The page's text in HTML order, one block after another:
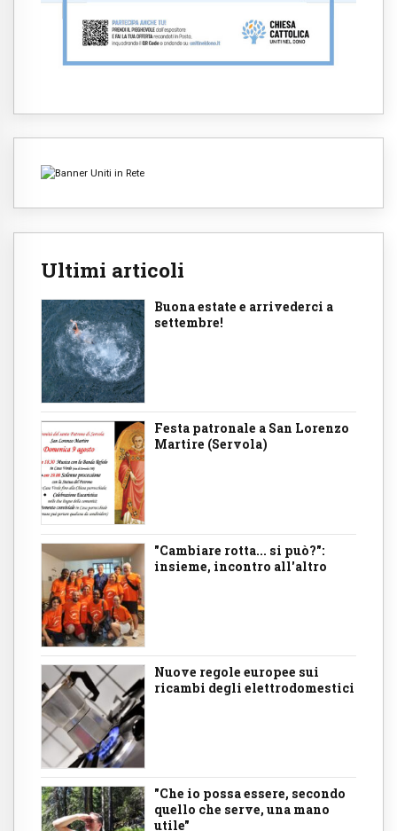
Ultimi articoli
Buona estate e arrivederci a
settembre!
Festa patronale a San Lorenzo
Martire (Servola)
"Cambiare rotta... si può?":
insieme, incontro all'altro
Nuove regole europee sui
ricambi degli elettrodomestici
"Che io possa essere, secondo
quello che serve, una mano
utile"